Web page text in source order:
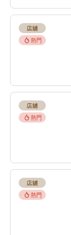
店舖
熱門
店舖
熱門
店舖
熱門